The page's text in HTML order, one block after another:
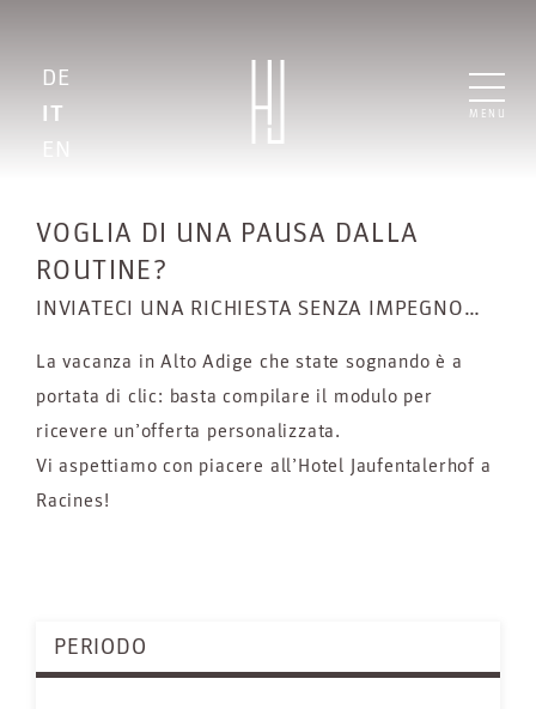
DE
IT
EN
MENU
VOGLIA DI UNA PAUSA DALLA
ROUTINE?
INVIATECI UNA RICHIESTA SENZA IMPEGNO…
La vacanza in Alto Adige che state sognando è a
portata di clic: basta compilare il modulo per
ricevere un’offerta personalizzata.
Vi aspettiamo con piacere all’Hotel Jaufentalerhof a
Racines!
PERIODO